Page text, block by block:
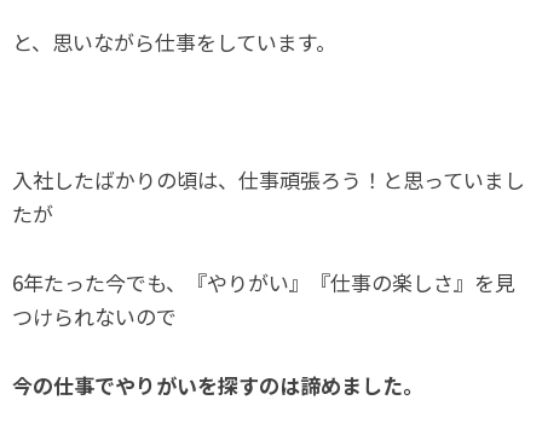
と、思いながら仕事をしています。
入社したばかりの頃は、仕事頑張ろう！と思っていまし
たが
6年たった今でも、『やりがい』『仕事の楽しさ』を見
つけられないので
今の仕事でやりがいを探すのは諦めました。